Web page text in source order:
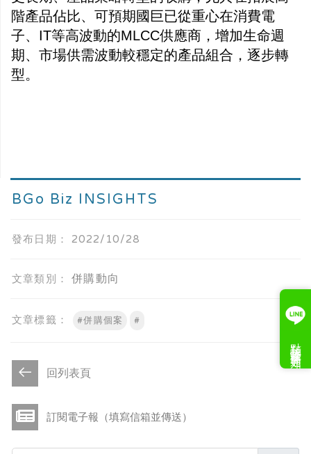
BGo Biz INSIGHTS
發布日期： 2022/10/28
文章類別： 併購動向
文章標籤： #併購個案 #
回列表頁
訂閱電子報（填寫信箱並傳送）
階產品佔比、可預期國巨已從重心在消費電
子、IT等高波動的MLCC供應商，增加生命週
期、市場供需波動較穩定的產品組合，逐步轉
型。
點我接收案件通知